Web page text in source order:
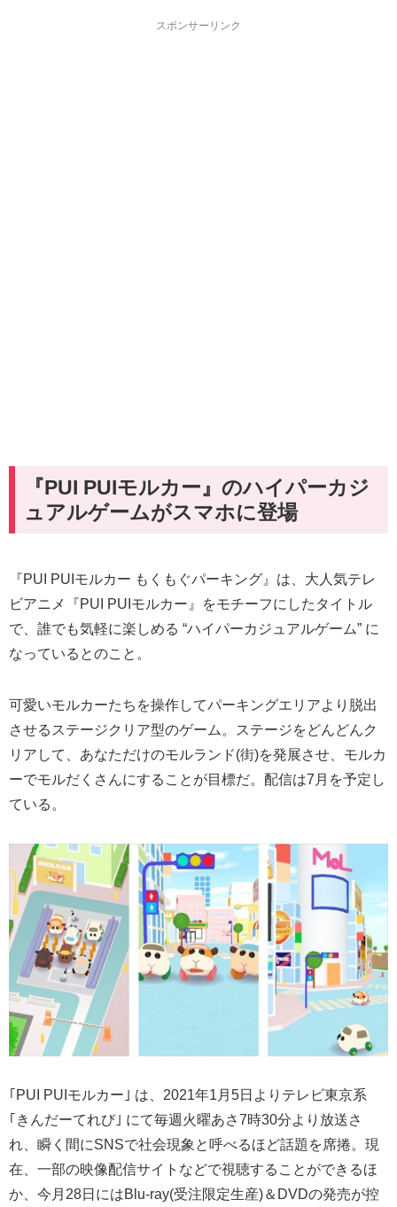
スポンサーリンク
『PUI PUIモルカー』のハイパーカジ
ュアルゲームがスマホに登場
『PUI PUIモルカー もくもぐパーキング』は、大人気テレ
ビアニメ『PUI PUIモルカー』をモチーフにしたタイトル
で、誰でも気軽に楽しめる “ハイパーカジュアルゲーム” に
なっているとのこと。
可愛いモルカーたちを操作してパーキングエリアより脱出
させるステージクリア型のゲーム。ステージをどんどんク
リアして、あなただけのモルランド(街)を発展させ、モルカ
ーでモルだくさんにすることが目標だ。配信は7月を予定し
ている。
｢PUI PUIモルカー｣ は、2021年1月5日よりテレビ東京系
｢きんだーてれび｣ にて毎週火曜あさ7時30分より放送さ
れ、瞬く間にSNSで社会現象と呼べるほど話題を席捲。現
在、一部の映像配信サイトなどで視聴することができるほ
か、今月28日にはBlu-ray(受注限定生産)＆DVDの発売が控